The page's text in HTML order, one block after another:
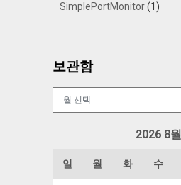
SimplePortMonitor(1)
보관함
2026 8월
일 월 화 수